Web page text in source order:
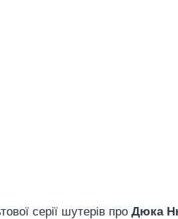
серії шутерів про Дюка